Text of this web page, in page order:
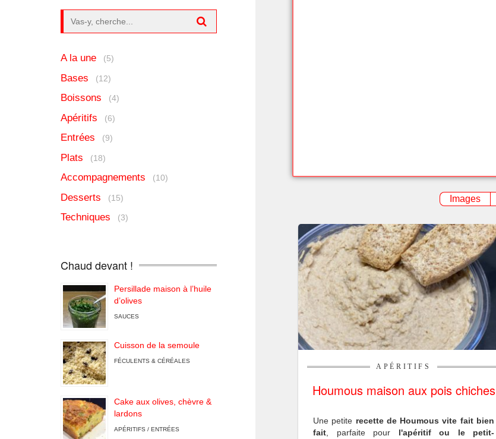
Images
APÉRITIFS
Houmous maison aux pois chiches
Une petite recette de Houmous vite fait bien
fait , parfaite pour l'apéritif ou le petit-
A la une (5)
Bases (12)
Boissons (4)
Apéritifs (6)
Entrées (9)
Plats (18)
Accompagnements (10)
Desserts (15)
Techniques (3)
Chaud devant !
Persillade maison à l’huile
d’olives
SAUCES
Cuisson de la semoule
FÉCULENTS & CÉRÉALES
Cake aux olives, chèvre &
lardons
APÉRITIFS / ENTRÉES